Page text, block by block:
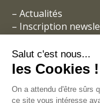
– Actualités
– Inscription
Salut c'est nous...
les Cookies !
On a attendu d'être sûrs
ce site vous intéresse